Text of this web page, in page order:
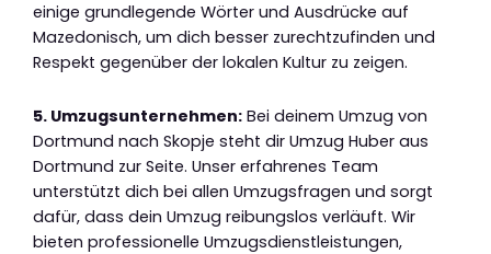
einige grundlegende Wörter und Ausdrücke auf
Mazedonisch, um dich besser zurechtzufinden und
Respekt gegenüber der lokalen Kultur zu zeigen.
5. Umzugsunternehmen: Bei deinem Umzug von
Dortmund nach Skopje steht dir Umzug Huber aus
Dortmund zur Seite. Unser erfahrenes Team
unterstützt dich bei allen Umzugsfragen und sorgt
dafür, dass dein Umzug reibungslos verläuft. Wir
bieten professionelle Umzugsdienstleistungen,